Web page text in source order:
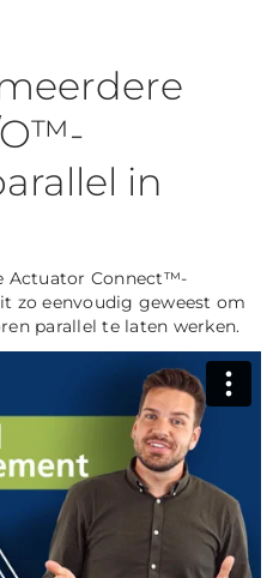
in
Actuator Connect™-
zo eenvoudig geweest om
parallel te laten werken.